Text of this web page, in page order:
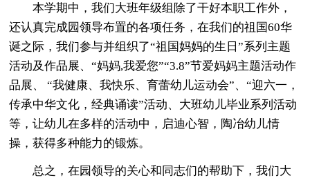
本学期中，我们大班年级组除了干好本职工作外，
还认真完成园领导布置的各项任务，在我们的祖国60华
诞之际，我们参与并组织了“祖国妈妈的生日”系列主题
活动及作品展、“妈妈,我爱您”“3.8”节爱妈妈主题活动作
品展、 “我健康、我快乐、育蕾幼儿运动会”、“迎六一，
传承中华文化，经典诵读”活动、大班幼儿毕业系列活动
等，让幼儿在多样的活动中，启迪心智，陶冶幼儿情
操，获得多种能力的锻炼。
总之，在园领导的关心和同志们的帮助下，我们大